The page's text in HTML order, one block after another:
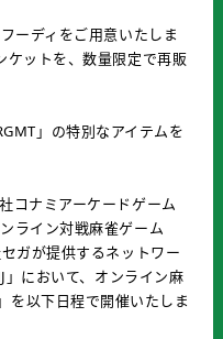
ーディをご用意いたしま
ケットを、数量限定で再販
」の特別なアイテムを
コナミアーケードゲーム
ライン対戦麻雀ゲーム
ガが提供するネットワー
」において、オンライン麻
を以下日程で開催いたしま